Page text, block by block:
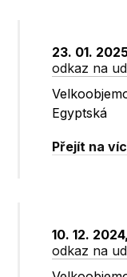
23. 01.
odkaz na
Egyptská
Přejít na
10. 12.
odkaz na